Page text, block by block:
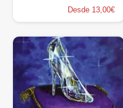
Desde 13,00€